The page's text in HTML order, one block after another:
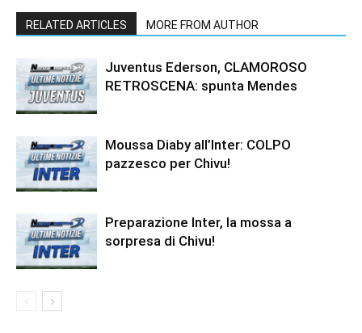
RELATED ARTICLES MORE FROM AUTHOR
Juventus Ederson, CLAMOROSO
RETROSCENA: spunta Mendes
Moussa Diaby all’Inter: COLPO
pazzesco per Chivu!
Preparazione Inter, la mossa a
sorpresa di Chivu!